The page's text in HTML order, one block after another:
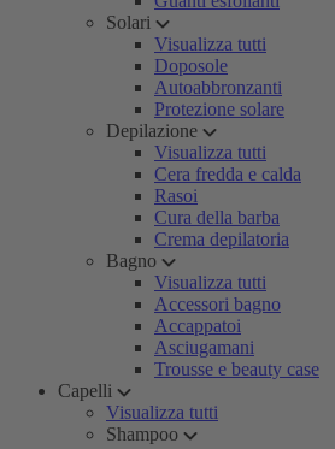
Solari
Visualizza tutti
Doposole
Autoabbronzanti
Protezione solare
Depilazione
Visualizza tutti
Cera fredda e calda
Rasoi
Cura della barba
Crema depilatoria
Bagno
Visualizza tutti
Accessori bagno
Accappatoi
Asciugamani
Trousse e beauty case
Capelli
Visualizza tutti
Shampoo